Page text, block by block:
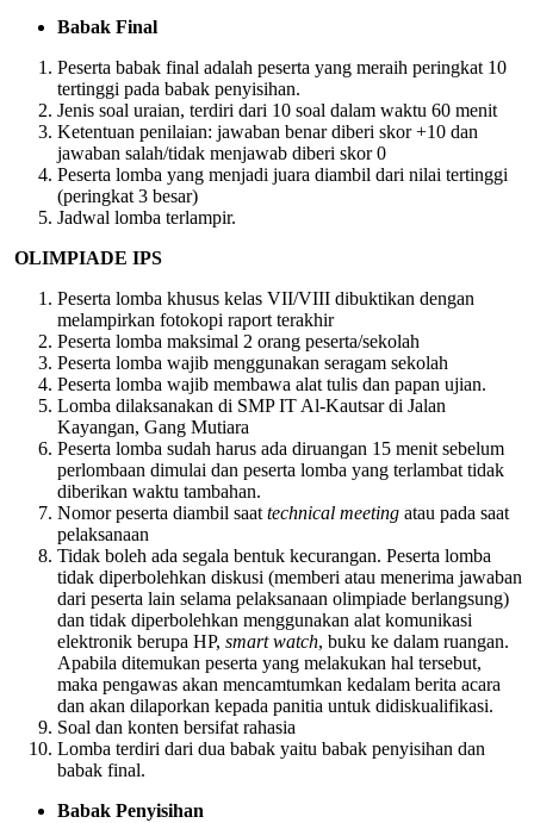
Babak Final
Peserta babak final adalah peserta yang meraih peringkat 10
tertinggi pada babak penyisihan.
Jenis soal uraian, terdiri dari 10 soal dalam waktu 60 menit
Ketentuan penilaian: jawaban benar diberi skor +10 dan
jawaban salah/tidak menjawab diberi skor 0
Peserta lomba yang menjadi juara diambil dari nilai tertinggi
(peringkat 3 besar)
Jadwal lomba terlampir.
OLIMPIADE IPS
Peserta lomba khusus kelas VII/VIII dibuktikan dengan
melampirkan fotokopi raport terakhir
Peserta lomba maksimal 2 orang peserta/sekolah
Peserta lomba wajib menggunakan seragam sekolah
Peserta lomba wajib membawa alat tulis dan papan ujian.
Lomba dilaksanakan di SMP IT Al-Kautsar di Jalan
Kayangan, Gang Mutiara
Peserta lomba sudah harus ada diruangan 15 menit sebelum
perlombaan dimulai dan peserta lomba yang terlambat tidak
diberikan waktu tambahan.
Nomor peserta diambil saattechnical meeting atau pada saat
pelaksanaan
Tidak boleh ada segala bentuk kecurangan. Peserta lomba
tidak diperbolehkan diskusi (memberi atau menerima jawaban
dari peserta lain selama pelaksanaan olimpiade berlangsung)
dan tidak diperbolehkan menggunakan alat komunikasi
elektronik berupa HP, smart watch, buku ke dalam ruangan.
Apabila ditemukan peserta yang melakukan hal tersebut,
maka pengawas akan mencamtumkan kedalam berita acara
dan akan dilaporkan kepada panitia untuk didiskualifikasi.
Soal dan konten bersifat rahasia
Lomba terdiri dari dua babak yaitu babak penyisihan dan
babak final.
Babak Penyisihan